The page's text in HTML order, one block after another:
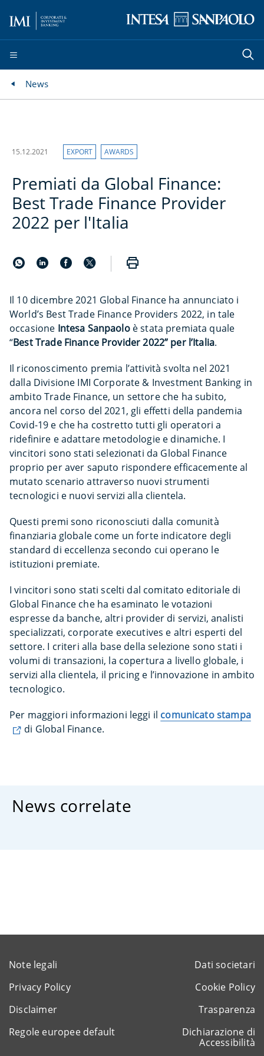
News
15.12.2021 EXPORT AWARDS
Premiati da Global Finance:
Best Trade Finance Provider
2022 per l'Italia
Il 10 dicembre 2021 Global Finance ha annunciato i
World’s Best Trade Finance Providers 2022, in tale
occasione Intesa Sanpaoloè stata premiata quale
“Best Trade Finance Provider 2022” per l’Italia.
Il riconoscimento premia l’attività svolta nel 2021
dalla Divisione IMI Corporate & Investment Banking in
ambito Trade Finance, un settore che ha subito,
ancora nel corso del 2021, gli effetti della pandemia
Covid-19 e che ha costretto tutti gli operatori a
ridefinire e adattare metodologie e dinamiche. I
vincitori sono stati selezionati da Global Finance
proprio per aver saputo rispondere efficacemente al
mutato scenario attraverso nuovi strumenti
tecnologici e nuovi servizi alla clientela.
Questi premi sono riconosciuti dalla comunità
finanziaria globale come un forte indicatore degli
standard di eccellenza secondo cui operano le
istituzioni premiate.
I vincitori sono stati scelti dal comitato editoriale di
Global Finance che ha esaminato le votazioni
espresse da banche, altri provider di servizi, analisti
specializzati, corporate executives e altri esperti del
settore. I criteri alla base della selezione sono stati i
volumi di transazioni, la copertura a livello globale, i
servizi alla clientela, il pricing e l’innovazione in ambito
tecnologico.
Per maggiori informazioni leggi il comunicato stampa
di Global Finance.
News correlate
Note legali
Dati societari
Privacy Policy
Cookie Policy
Disclaimer
Trasparenza
Regole europee default
Dichiarazione di
Accessibilità